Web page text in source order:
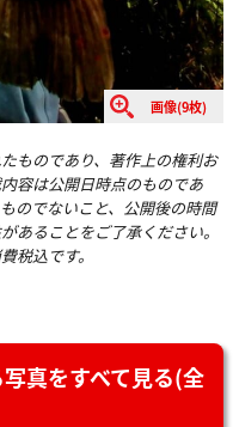
画像(9枚)
ものであり、著作上の権利お
容は公開日時点のものであ
のでないこと、公開後の時間
あることをご了承ください。
税込です。
真をすべて見る(全